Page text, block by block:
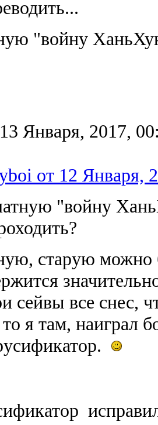
"войну
13 Января, 2017,
от 12 Января,
"войну
старую можно
сейвы все снес,
то я там, наиграл